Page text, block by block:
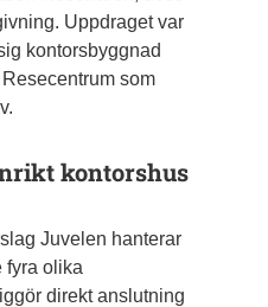
Uppdraget var
kontorsbyggnad
som
kontorshus
Juvelen hanterar
fyra olika
direkt anslutning